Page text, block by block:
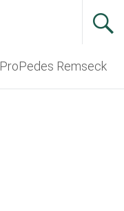
ProPedes Remseck